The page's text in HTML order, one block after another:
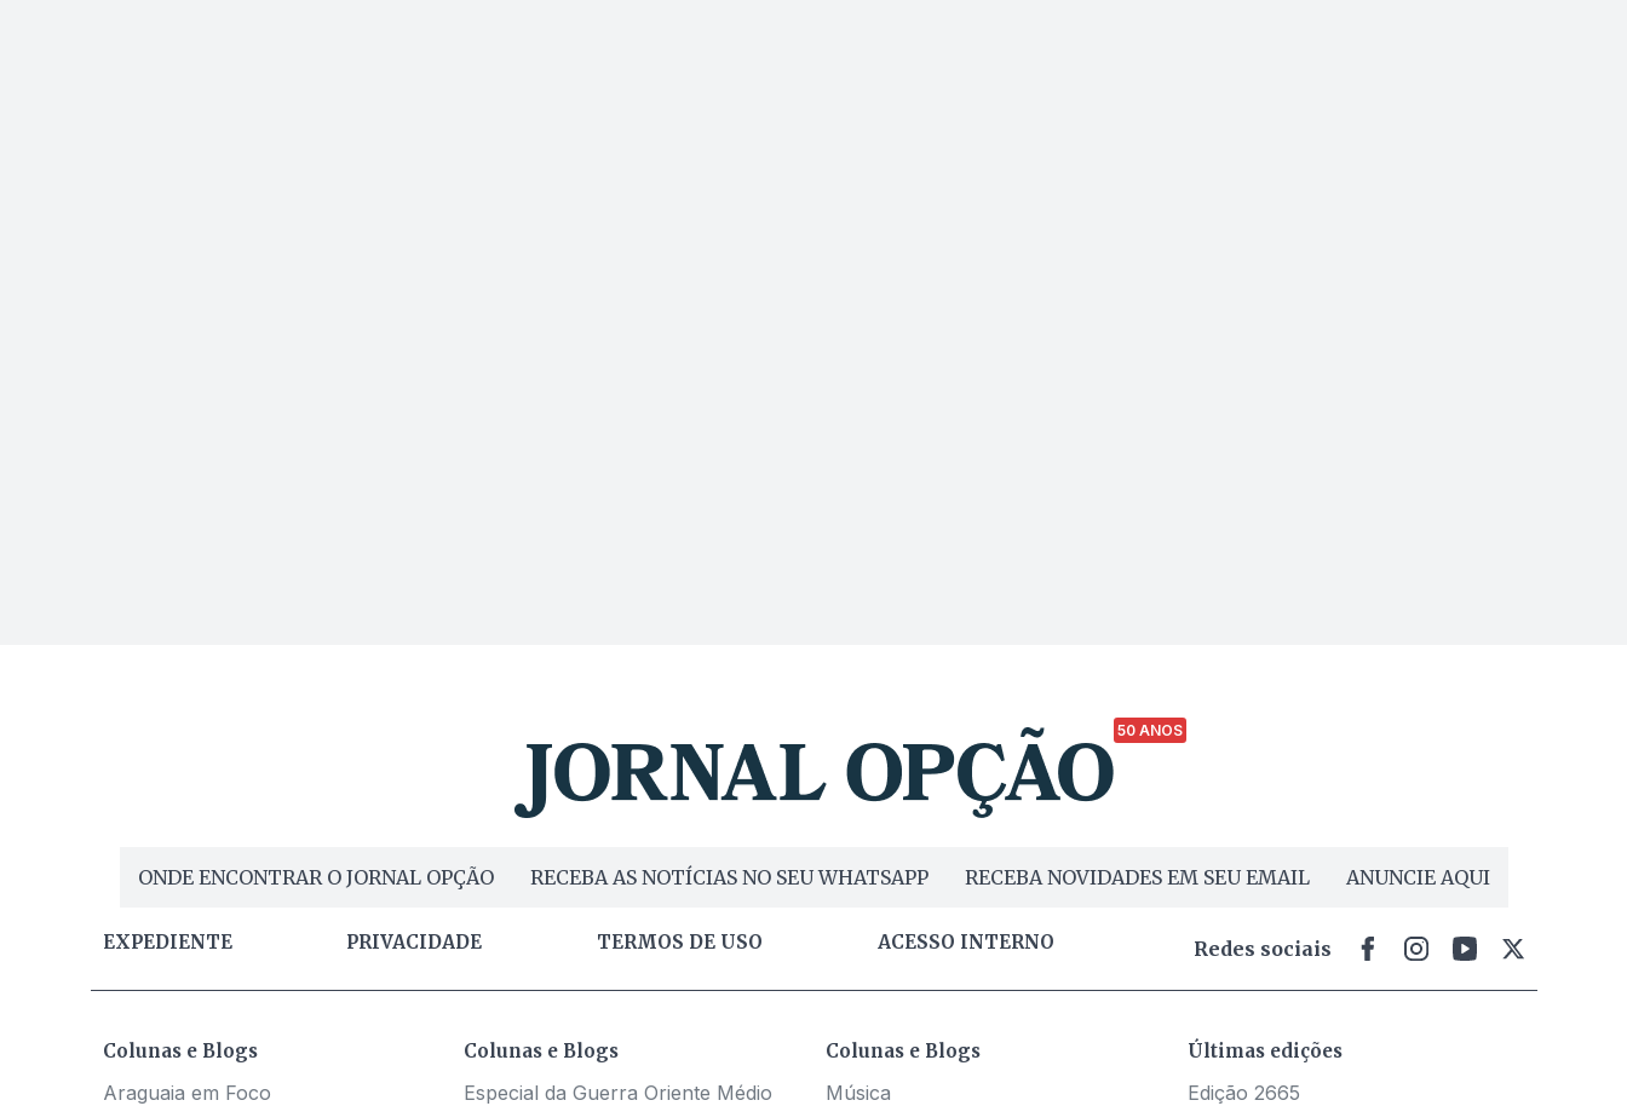
50 ANOS
ONDE ENCONTRAR O JORNAL OPÇÃO RECEBA AS NOTÍCIAS NO SEU WHATSAPP RECEBA NOVIDADES EM SEU EMAIL ANUNCIE AQUI
EXPEDIENTE PRIVACIDADE TERMOS DE USO ACESSO INTERNO Redes sociais
Colunas e Blogs
Araguaia em Foco
Colunas e Blogs
Especial da Guerra Oriente Médio
Colunas e Blogs
Música
Últimas edições
Edição 2665